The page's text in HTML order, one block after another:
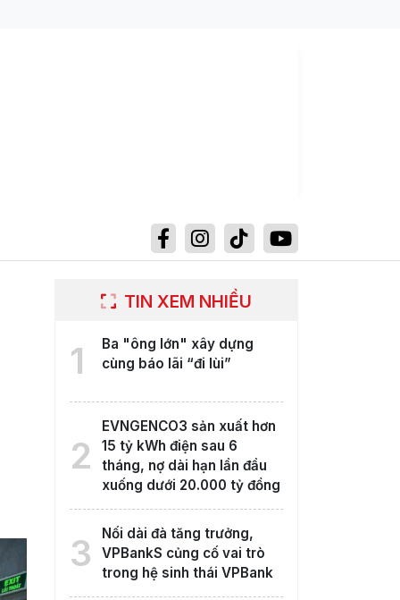
TIN XEM NHIỀU
1
Ba "ông lớn" xây dựng
cùng báo lãi “đi lùi”
2
EVNGENCO3 sản xuất hơn
15 tỷ kWh điện sau 6
tháng, nợ dài hạn lần đầu
xuống dưới 20.000 tỷ đồng
3
Nối dài đà tăng trưởng,
VPBankS củng cố vai trò
trong hệ sinh thái VPBank